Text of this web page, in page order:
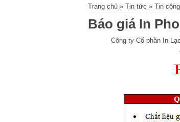
Trang chủ » Tin tức » Tin
Báo giá In
Công ty Cổ phần In